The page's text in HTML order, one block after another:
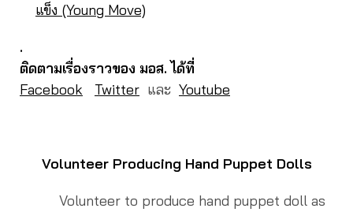
แข็ง (Young Move)
.
ติดตามเรื่องราวของ มอส. ได้ที่
Facebook
Twitter และ Youtube
Volunteer Producing Hand Puppet Dolls
Volunteer to produce hand puppet doll as